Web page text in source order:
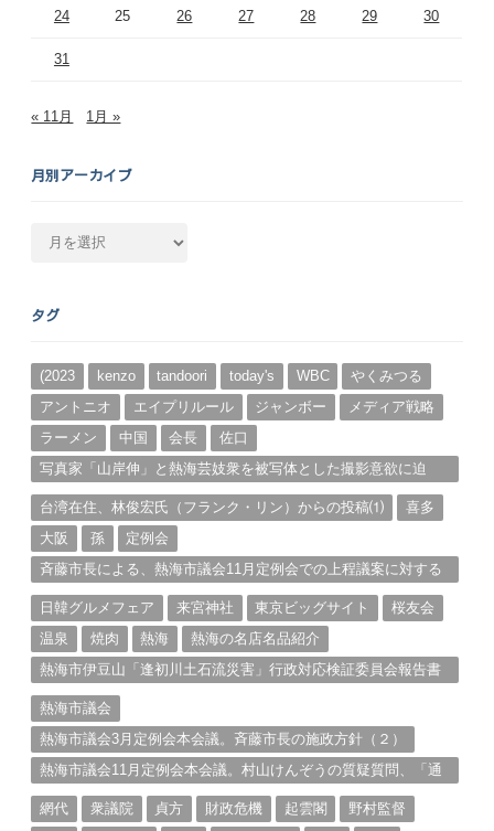
24 25 26 27 28 29 30
31
« 11月 1月 »
月別アーカイブ
カ
ブ
タグ
(2023 kenzo tandoori today's WBC
やくみつる
アントニオ
エイプリルール ジャンボー
メディア戦略
ラーメン
中国 会長
佐口
写真家「山岸伸」と熱海芸妓衆を被写体とした撮影意欲に迫
台湾在住、林俊宏氏（フランク・リン）からの投稿⑴
喜多
大阪
孫
定例会
斉藤市長による、熱海市議会11月定例会での上程議案に対する
日韓グルメフェア
来宮神社 東京ビッグサイト
桜友会
温泉
焼肉 熱海
熱海の名店名品紹介
熱海市伊豆山「逢初川土石流災害」行政対応検証委員会報告書
熱海市議会
熱海市議会3月定例会本会議。斉藤市長の施政方針（２）
熱海市議会11月定例会本会議。村山けんぞうの質疑質問、「通
網代
衆議院 貞方 財政危機 起雲閣
野村監督